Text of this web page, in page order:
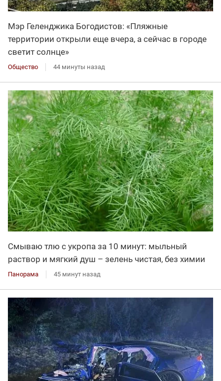
Мэр Геленджика Богодистов: «Пляжные
территории открыли еще вчера, а сейчас в городе
светит солнце»
Общество 44 минуты назад
Смываю тлю с укропа за 10 минут: мыльный
раствор и мягкий душ – зелень чистая, без химии
Панорама 45 минут назад